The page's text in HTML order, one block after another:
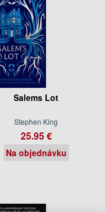
Salems Lot
Stephen King
25.95 €
Na objednávku